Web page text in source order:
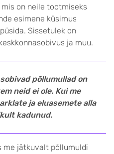
on neile tootmiseks
esimene küsimus
Sissetulek on
ja muu.
põllumullad on
neid ei ole. Kui me
ja eluasemete alla
kadunud.
me jätkuvalt põllumuldi